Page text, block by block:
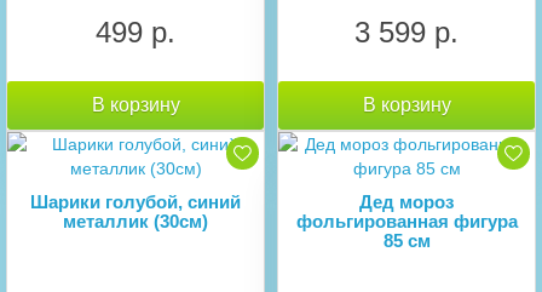
499 р.
В корзину
3 599 р.
В корзину
Шарики голубой, синий
металлик (30см)
Дед мороз
фольгированная фигура
85 см